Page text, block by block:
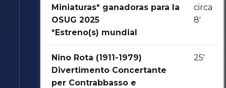
Miniaturas* ganadoras para la
OSUG 2025
*Estreno(s) mundial
circa
8'
Nino Rota (1911-1979)
Divertimento Concertante
per Contrabbasso e
25'